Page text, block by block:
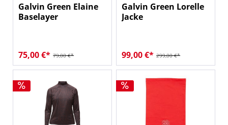
Galvin Green Elaine
Baselayer
79,00 €*
75,00 €*
Galvin Green Lorelle
Jacke
299,00 €*
99,00 €*